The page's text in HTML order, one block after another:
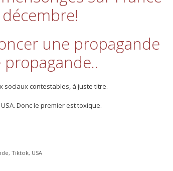
une propagande
sociaux contestables, à juste titre.
Donc le premier est toxique.
, Tiktok, USA